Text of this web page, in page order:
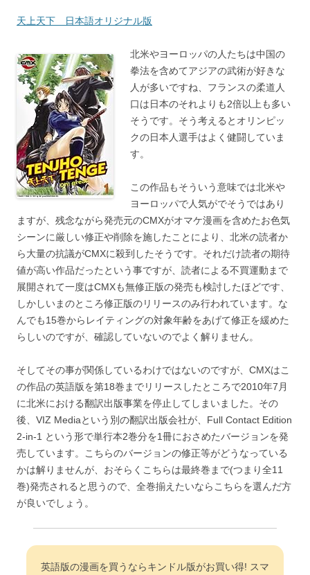
天上天下 日本語オリジナル版
北米やヨーロッパの人たちは中国の
拳法を含めてアジアの武術が好きな
人が多いですね、フランスの柔道人
口は日本のそれよりも2倍以上も多い
そうです。そう考えるとオリンピッ
クの日本人選手はよく健闘していま
す。
この作品もそういう意味では北米や
ヨーロッパで人気がでそうではあり
ますが、残念ながら発売元のCMXがオマケ漫画を含めたお色気
シーンに厳しい修正や削除を施したことにより、北米の読者か
ら大量の抗議がCMXに殺到したそうです。それだけ読者の期待
値が高い作品だったという事ですが、読者による不買運動まで
展開されて一度はCMXも無修正版の発売も検討したほどです、
しかしいまのところ修正版のリリースのみ行われています。な
んでも15巻からレイティングの対象年齢をあげて修正を緩めた
らしいのですが、確認していないのでよく解りません。
そしてその事が関係しているわけではないのですが、CMXはこ
の作品の英語版を第18巻までリリースしたところで2010年7月
に北米における翻訳出版事業を停止してしまいました。その
後、VIZ Mediaという別の翻訳出版会社が、Full Contact Edition
2-in-1 という形で単行本2巻分を1冊におさめたバージョンを発
売しています。こちらのバージョンの修正等がどうなっている
かは解りませんが、おそらくこちらは最終巻まで(つまり全11
巻)発売されると思うので、全巻揃えたいならこちらを選んだ方
が良いでしょう。
英語版の漫画を買うならキンドル版がお買い得! スマ